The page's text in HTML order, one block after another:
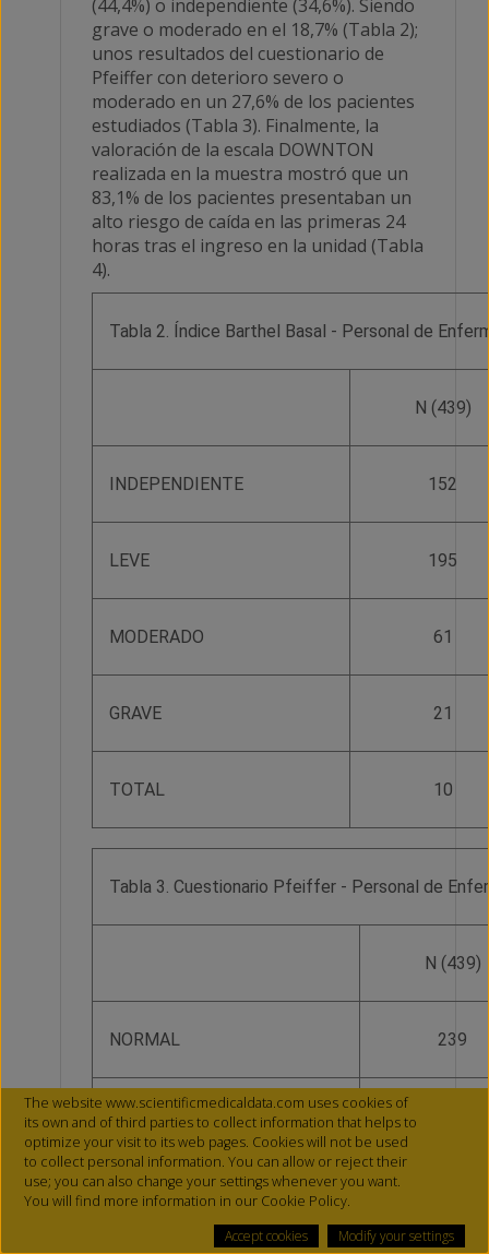
The website www.scientificmedicaldata.com uses cookies of
its own and of third parties to collect information that helps to
optimize your visit to its web pages. Cookies will not be used
to collect personal information. You can allow or reject their
use; you can also change your settings whenever you want.
You will find more information in our Cookie Policy.
Accept cookies
Modify your settings
(44,4%) o independiente (34,6%). Siendo
grave o moderado en el 18,7% (Tabla 2);
unos resultados del cuestionario de
Pfeiffer con deterioro severo o
moderado en un 27,6% de los pacientes
estudiados (Tabla 3). Finalmente, la
valoración de la escala DOWNTON
realizada en la muestra mostró que un
83,1% de los pacientes presentaban un
alto riesgo de caída en las primeras 24
horas tras el ingreso en la unidad (Tabla
4).
Tabla 2. Índice Barthel Basal - Personal de
N (439)
INDEPENDIENTE 152
LEVE 195
MODERADO 61
GRAVE 21
TOTAL 10
Tabla 3. Cuestionario Pfeiffer - Personal de
N (439)
NORMAL 239
LEVE
MODERADO